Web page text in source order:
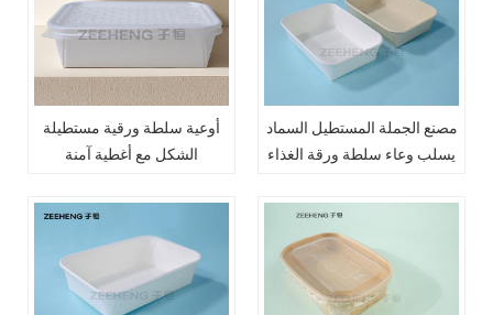
أوعية سلطة ورقية مستطيلة
الشكل مع أغطية آمنة
مثالية للأطعمة الساخنة
والسلطات
مصنع الجملة المستطيل السماد
يسلب وعاء سلطة ورقة الغذاء